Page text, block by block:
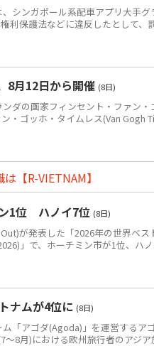
シンガポール系配車アプリ大手
利保護法などに違反したとして、
8月12日から開催 (8日)
ダの画家フィンセント・ファン
・ゴッホ・タイムレス(Van Gogh
【R-VIETNAM】
1位 ハノイ7位 (8日)
が発表した「2026年の世界ベス
」で、ホーチミン市が1位、ハ
ナムが4位に (8日)
「アゴダ(Agoda)」を運営するア
～8月)における欧州旅行者のアジ